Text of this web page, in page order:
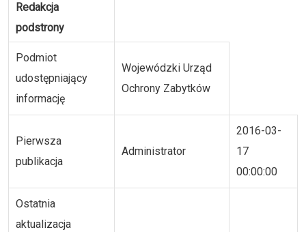
Redakcja
podstrony
Podmiot
udostępniający
informację
Wojewódzki Urząd
Ochrony Zabytków
Pierwsza
publikacja
Administrator
2016-03-
17
00:00:00
Ostatnia
aktualizacja